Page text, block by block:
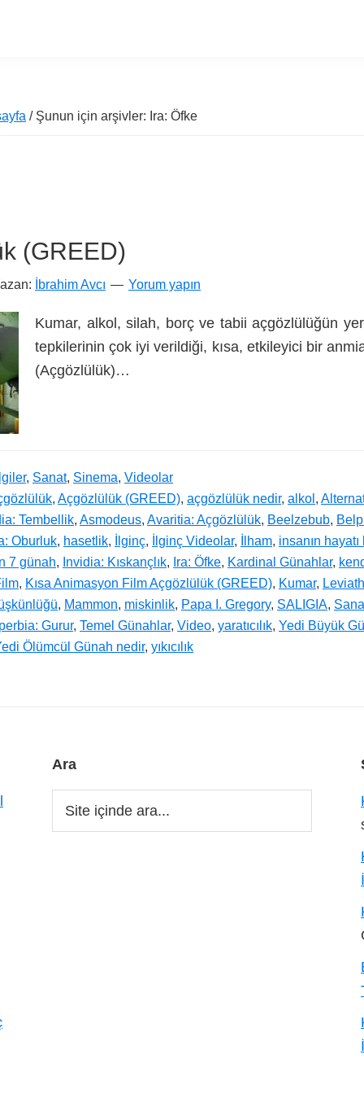
/ Şunun için arşivler: Ira: Öfke
(GREED)
İbrahim Avcı Yorum yapın
Kumar, alkol, silah, borç ve tabii açgözlülüğün yer
tepkilerinin çok iyi verildiği, kısa, etkileyici bir
(Açgözlülük)…
, Sanat, Sinema, Videolar
, Açgözlülük (GREED), açgözlülük nedir, alkol ,
Tembellik, Asmodeus, Avaritia: Açgözlülük, Beelzebub,
Oburluk, hasetlik, İlginç, İlginç Videolar, İlham, insanın
7 günah, Invidia: Kıskançlık, Ira: Öfke, Kardinal Günahlar,
, Kısa Animasyon Film Açgözlülük (GREED), Kumar,
, Mammon, miskinlik, Papa I. Gregory, SALIGIA,
Gurur, Temel Günahlar, Video, yaratıcılık, Yedi Büyük
Ölümcül Günah nedir, yıkıcılık
Ara